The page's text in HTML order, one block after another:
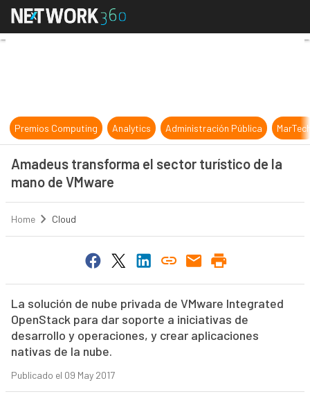
Amadeus transforma el sector
Premios Computing Analytics Administración Pública
Amadeus transforma el sector turístico de la
mano de VMware
Home Cloud
La solución de nube privada de VMware Integrated
OpenStack para dar soporte a iniciativas de
desarrollo y operaciones, y crear aplicaciones
nativas de la nube.
Publicado el 09 May 2017